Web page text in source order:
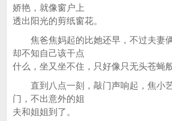
娇艳，就像窗户上
透出阳光的剪纸窗花。
焦爸焦妈起的比她还早，不过夫妻
却不知自己该干点
什么，坐又坐不住，只好像只无头苍蝇
直到八点一刻，敲门声响起，焦小
门，不出意外的姐
夫和姐姐到了。